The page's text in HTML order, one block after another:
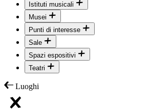
Istituti musicali
Musei
Punti di interesse
Sale
Spazi espositivi
Teatri
Luoghi